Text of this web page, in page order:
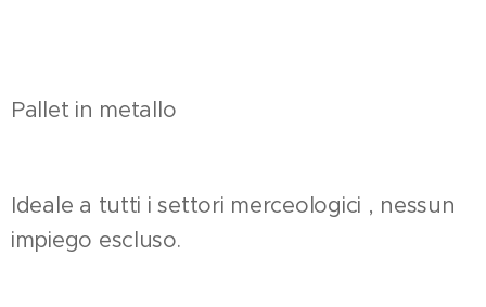
Pallet in metallo
Ideale a tutti i settori merceologici , nessun
impiego escluso.